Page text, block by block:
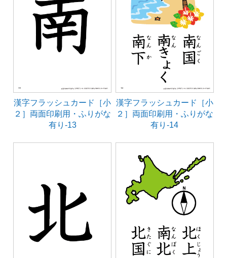
漢字フラッシュカード［小
２］両面印刷用・ふりがな
有り-13
漢字フラッシュカード［小
２］両面印刷用・ふりがな
有り-14